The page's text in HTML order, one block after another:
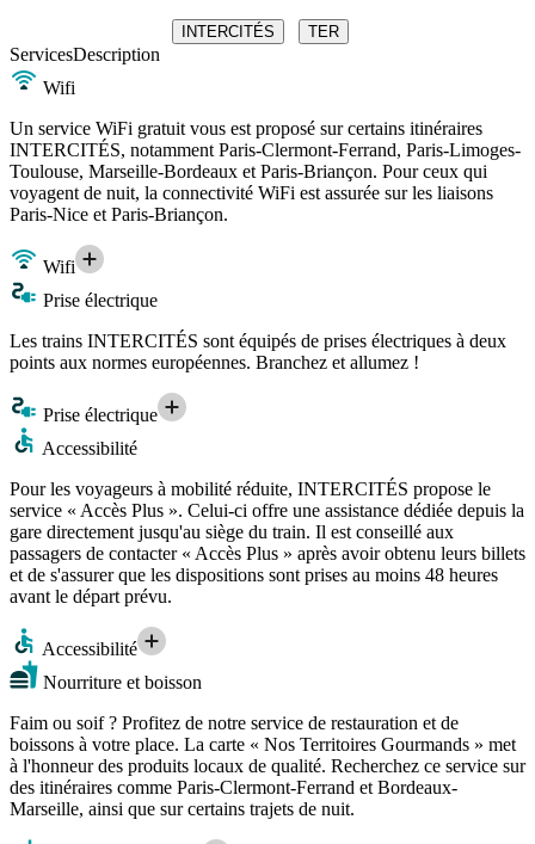
INTERCITÉS TER
ServicesDescription
Wifi
Un service WiFi gratuit vous est proposé sur certains itinéraires
INTERCITÉS, notamment Paris-Clermont-Ferrand, Paris-Limoges-
Toulouse, Marseille-Bordeaux et Paris-Briançon. Pour ceux qui
voyagent de nuit, la connectivité WiFi est assurée sur les liaisons
Paris-Nice et Paris-Briançon.
Wifi
Prise électrique
Les trains INTERCITÉS sont équipés de prises électriques à deux
points aux normes européennes. Branchez et allumez !
Prise électrique
Accessibilité
Pour les voyageurs à mobilité réduite, INTERCITÉS propose le
service « Accès Plus ». Celui-ci offre une assistance dédiée depuis la
gare directement jusqu'au siège du train. Il est conseillé aux
passagers de contacter « Accès Plus » après avoir obtenu leurs billets
et de s'assurer que les dispositions sont prises au moins 48 heures
avant le départ prévu.
Accessibilité
Nourriture et boisson
Faim ou soif ? Profitez de notre service de restauration et de
boissons à votre place. La carte « Nos Territoires Gourmands » met
à l'honneur des produits locaux de qualité. Recherchez ce service sur
des itinéraires comme Paris-Clermont-Ferrand et Bordeaux-
Marseille, ainsi que sur certains trajets de nuit.